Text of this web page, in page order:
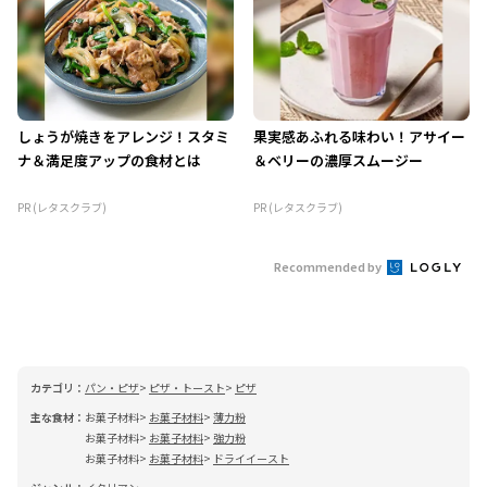
しょうが焼きをアレンジ！スタミ
ナ＆満足度アップの食材とは
PR (レタスクラブ)
果実感あふれる味わい！アサイー
＆ベリーの濃厚スムージー
PR (レタスクラブ)
Recommended by
カテゴリ： パン・ピザ ピザ・トースト
ピザ
主な食材： お菓子材料 お菓子材料 薄力粉
お菓子材料
お菓子材料 強力粉
お菓子材料
お菓子材料
ドライイースト